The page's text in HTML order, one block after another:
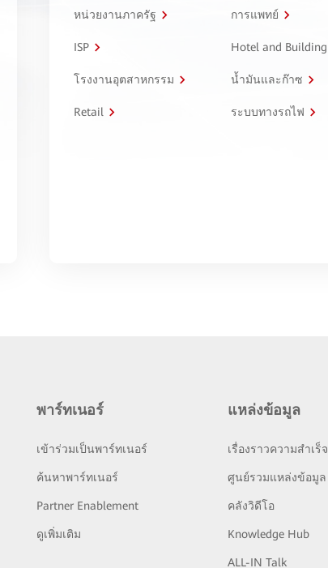
หน่วยงานภาครัฐ การแพทย์
ISP Hotel and Building
โรงงานอุตสาหกรรม น้ำมันและก๊าซ
Retail ระบบทางรถไฟ
พาร์ทเนอร์
เข้าร่วมเป็นพาร์ทเนอร์
ค้นหาพาร์ทเนอร์
Partner Enablement
ดูเพิ่มเติม
แหล่งข้อมูล
เรื่องราวความสำเร็จ
ศูนย์รวมแหล่งข้อมูล
คลังวิดีโอ
Knowledge Hub
ALL-IN Talk